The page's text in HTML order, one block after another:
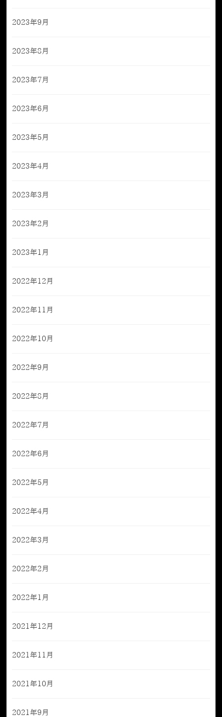
2023年9月
2023年8月
2023年7月
2023年6月
2023年5月
2023年4月
2023年3月
2023年2月
2023年1月
2022年12月
2022年11月
2022年10月
2022年9月
2022年8月
2022年7月
2022年6月
2022年5月
2022年4月
2022年3月
2022年2月
2022年1月
2021年12月
2021年11月
2021年10月
2021年9月